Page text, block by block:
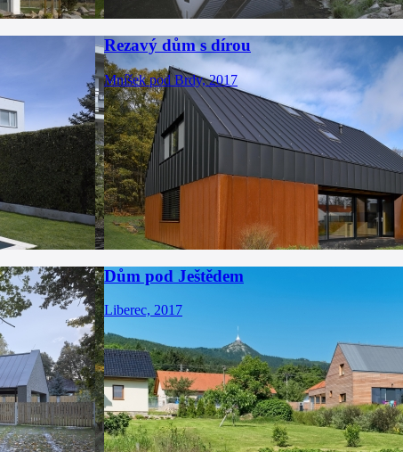
Rezavý dům s dírou
Mníšek pod Brdy, 2017
Dům pod Ještědem
Liberec, 2017